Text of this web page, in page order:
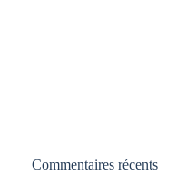
Commentaires récents